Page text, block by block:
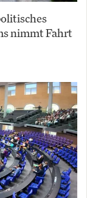
nimmt Fahrt